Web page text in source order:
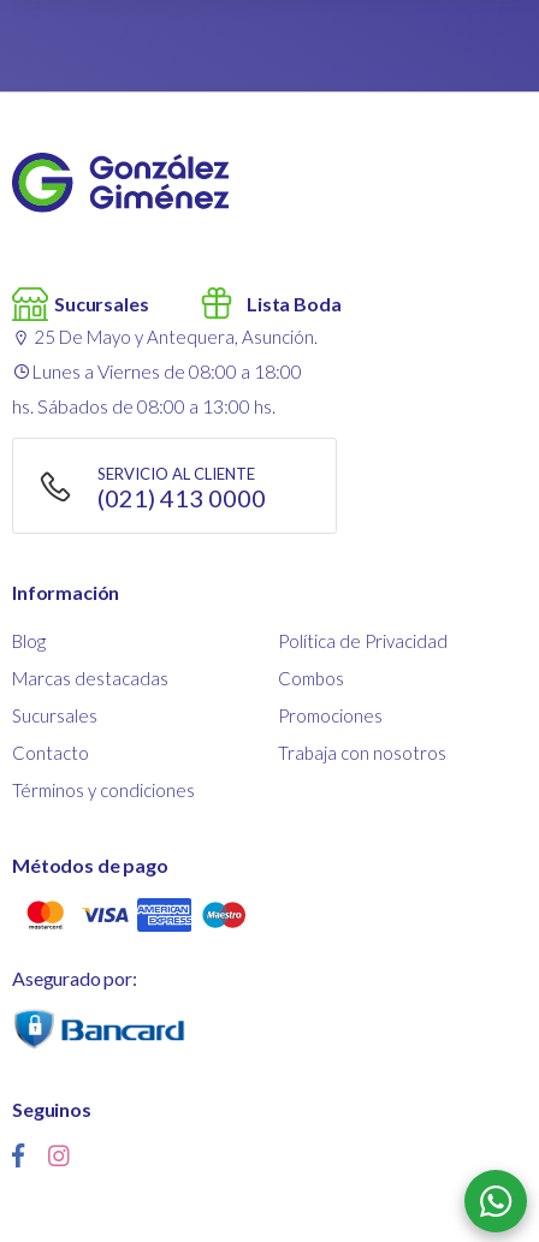
Sucursales Lista Boda
25 De Mayo y Antequera, Asunción.
Lunes a Viernes de 08:00 a 18:00
hs. Sábados de 08:00 a 13:00 hs.
SERVICIO AL CLIENTE
(021) 413 0000
Información
Blog
Marcas destacadas
Sucursales
Contacto
Términos y condiciones
Política de Privacidad
Combos
Promociones
Trabaja con nosotros
Métodos de pago
Asegurado por:
Seguinos